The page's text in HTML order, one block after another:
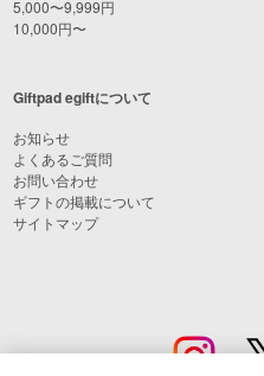
5,000〜9,999円
10,000円〜
Giftpad egiftについて
お知らせ
よくあるご質問
お問い合わせ
ギフトの掲載について
サイトマップ